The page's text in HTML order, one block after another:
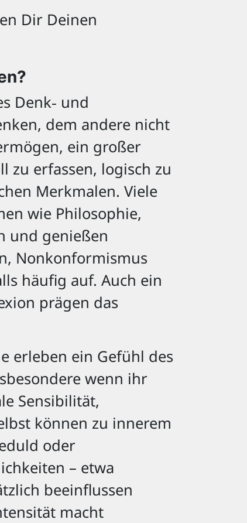
Dir Deinen
Denk‑ und
dem andere nicht
ein großer
zu erfassen, logisch zu
Merkmalen. Viele
wie Philosophie,
und genießen
Nonkonformismus
häufig auf. Auch ein
prägen das
erleben ein Gefühl des
wenn ihr
Sensibilität,
können zu innerem
oder
– etwa
beeinflussen
macht